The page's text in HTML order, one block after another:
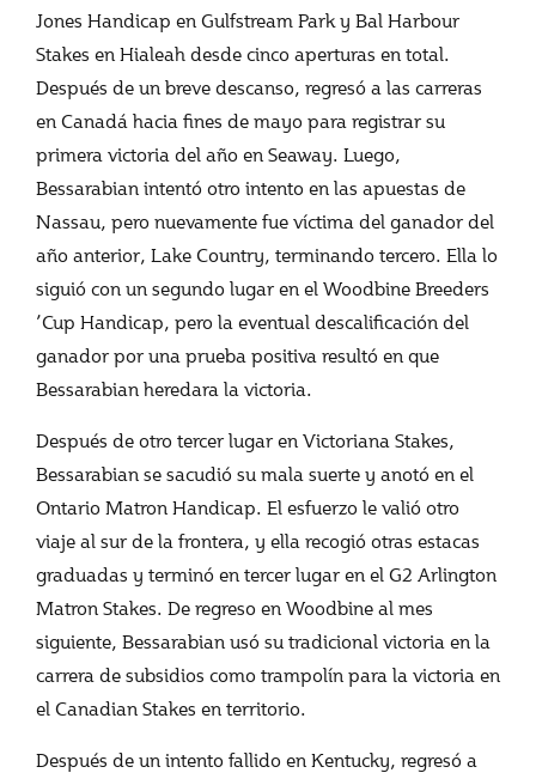
Jones Handicap en Gulfstream Park y Bal Harbour
Stakes en Hialeah desde cinco aperturas en total.
Después de un breve descanso, regresó a las carreras
en Canadá hacia fines de mayo para registrar su
primera victoria del año en Seaway. Luego,
Bessarabian intentó otro intento en las apuestas de
Nassau, pero nuevamente fue víctima del ganador del
año anterior, Lake Country, terminando tercero. Ella lo
siguió con un segundo lugar en el Woodbine Breeders
’Cup Handicap, pero la eventual descalificación del
ganador por una prueba positiva resultó en que
Bessarabian heredara la victoria.
Después de otro tercer lugar en Victoriana Stakes,
Bessarabian se sacudió su mala suerte y anotó en el
Ontario Matron Handicap. El esfuerzo le valió otro
viaje al sur de la frontera, y ella recogió otras estacas
graduadas y terminó en tercer lugar en el G2 Arlington
Matron Stakes. De regreso en Woodbine al mes
siguiente, Bessarabian usó su tradicional victoria en la
carrera de subsidios como trampolín para la victoria en
el Canadian Stakes en territorio.
Después de un intento fallido en Kentucky, regresó a